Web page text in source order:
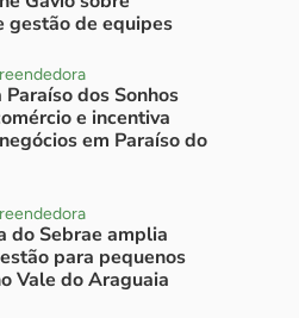
gestão de equipes
dos Sonhos
e incentiva
em Paraíso do
do Sebrae amplia
para pequenos
Vale do Araguaia